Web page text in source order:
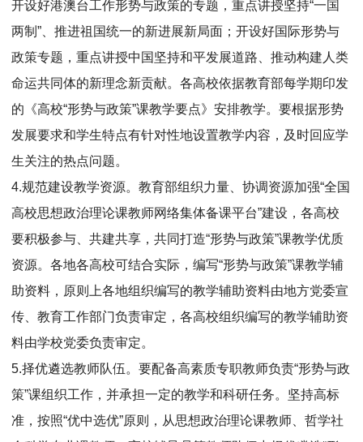
开设好港澳台工作形势与政策的专题，重点讲授坚持“一国
两制”、推进祖国统一的新进展新局面；开设好国际形势与
政策专题，重点讲授中国坚持和平发展道路、推动构建人类
命运共同体的新理念新贡献。各高校依据教育部每学期印发
的《高校“形势与政策”课教学要点》安排教学。要根据形势
发展要求和学生特点有针对性地设置教学内容，及时回应学
生关注的热点问题。
4.规范建设教学资源。教育部组织力量、协调资源加强“全国
高校思想政治理论课教师网络集体备课平台”建设，各高校
要积极参与、共建共享，共同打造“形势与政策”课教学优质
资源。各地各高校可结合实际，编写“形势与政策”课教学辅
助资料，原则上各地组织编写的教学辅助资料由地方党委宣
传、教育工作部门负责审定，各高校组织编写的教学辅助资
料由学校党委负责审定。
5.择优遴选教师队伍。要配备高素质专职教师负责“形势与政
策”课组织工作，并承担一定的教学和科研任务。坚持高标
准，按照“优中选优”原则，从思想政治理论课教师、哲学社